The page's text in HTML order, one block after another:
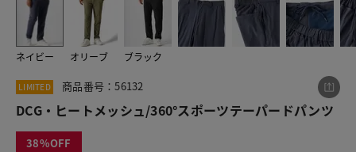
ネイビー オリーブ ブラック
LIMITED 商品番号：56132
DCG・ヒートメッシュ/360°スポーツテーパードパンツ
38
この商品をシェアする
DCG・ヒートメッシュ/360°スポーツテーパードパン
ツ